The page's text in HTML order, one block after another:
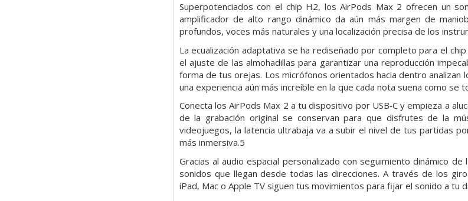
Superpotenciados con el chip H2, los AirPods Max 2 ofrecen un
amplificador de alto rango dinámico da aún más margen de
profundos, voces más naturales y una localización precisa de los
La ecualización adaptativa se ha rediseñado por completo para el
el ajuste de las almohadillas para garantizar una reproducción
forma de tus orejas. Los micrófonos orientados hacia dentro
una experiencia aún más increíble en la que cada nota suena como se
Conecta los AirPods Max 2 a tu dispositivo por USB‑C y empieza a
de la grabación original se conservan para que disfrutes de la
videojuegos, la latencia ultrabaja va a subir el nivel de tus partidas
más inmersiva.5
Gracias al audio espacial personalizado con seguimiento dinámico
sonidos que llegan desde todas las direcciones. A través de los
iPad, Mac o Apple TV siguen tus movimientos para fijar el sonido a tu